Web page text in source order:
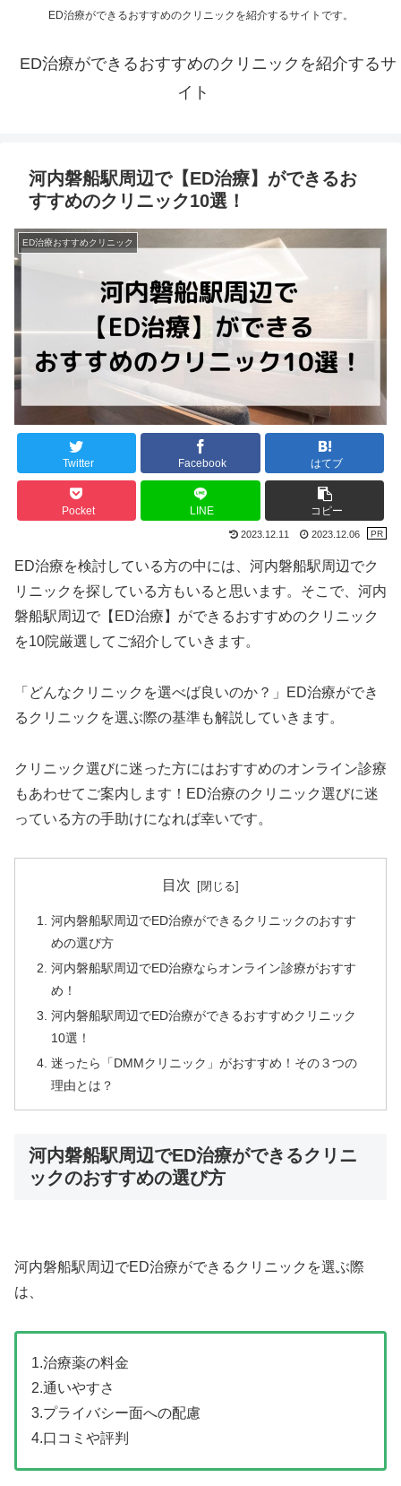
ED治療ができるおすすめのクリニックを紹介するサイトです。
ED治療ができるおすすめのクリニックを紹介するサ
イト
河内磐船駅周辺で【ED治療】ができるお
すすめのクリニック10選！
ED治療おすすめクリニック
Twitter Facebook はてブ
Pocket LINE コピー
2023.12.11 2023.12.06
ED治療を検討している方の中には、河内磐船駅周辺でク
リニックを探している方もいると思います。そこで、河内
磐船駅周辺で【ED治療】ができるおすすめのクリニック
を10院厳選してご紹介していきます。
「どんなクリニックを選べば良いのか？」ED治療ができ
るクリニックを選ぶ際の基準も解説していきます。
クリニック選びに迷った方にはおすすめのオンライン診療
もあわせてご案内します！ED治療のクリニック選びに迷
っている方の手助けになれば幸いです。
目次
河内磐船駅周辺でED治療ができるクリニックのおすす
めの選び方
河内磐船駅周辺でED治療ならオンライン診療がおすす
め！
河内磐船駅周辺でED治療ができるおすすめクリニック
10選！
迷ったら「DMMクリニック」がおすすめ！その３つの
理由とは？
河内磐船駅周辺でED治療ができるクリニ
ックのおすすめの選び方
河内磐船駅周辺でED治療ができるクリニックを選ぶ際
は、
1.治療薬の料金
2.通いやすさ
3.プライバシー面への配慮
4.口コミや評判